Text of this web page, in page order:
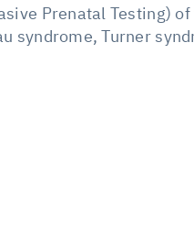
Prenatal Testing)
syndrome, Turner